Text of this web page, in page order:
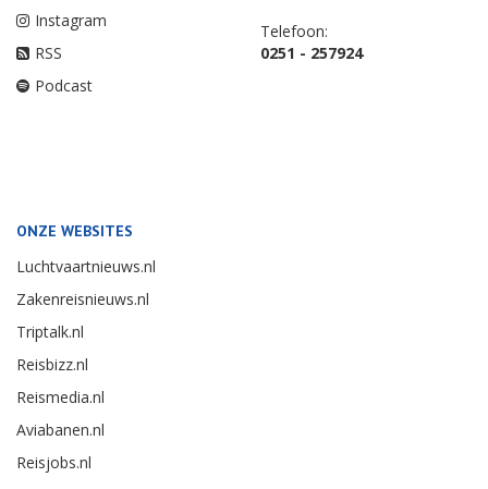
Instagram
RSS
Podcast
Telefoon:
0251 - 257924
ONZE WEBSITES
Luchtvaartnieuws.nl
Zakenreisnieuws.nl
Triptalk.nl
Reisbizz.nl
Reismedia.nl
Aviabanen.nl
Reisjobs.nl